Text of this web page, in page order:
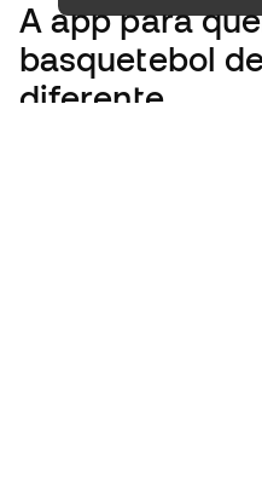
A apppara
basquetebol
diferente.